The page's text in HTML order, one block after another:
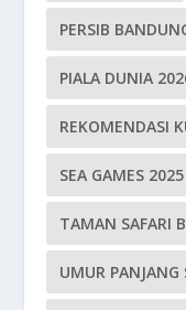
PERSIB
PIALA DUNIA
REKOMENDASI
SEA GAMES 2025
TAMAN SAFARI
UMUR PANJANG